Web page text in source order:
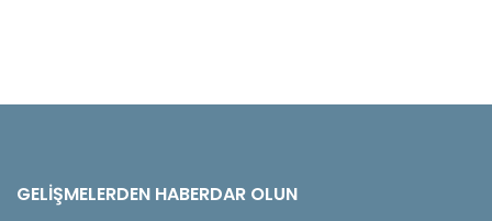
GELIŞMELERDEN HABERDAR OLUN